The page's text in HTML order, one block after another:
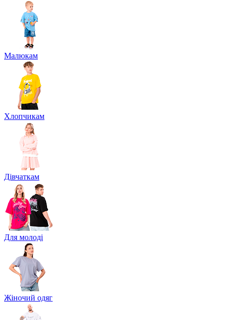
Малюкам
Хлопчикам
Дівчаткам
Для молоді
Жіночий одяг